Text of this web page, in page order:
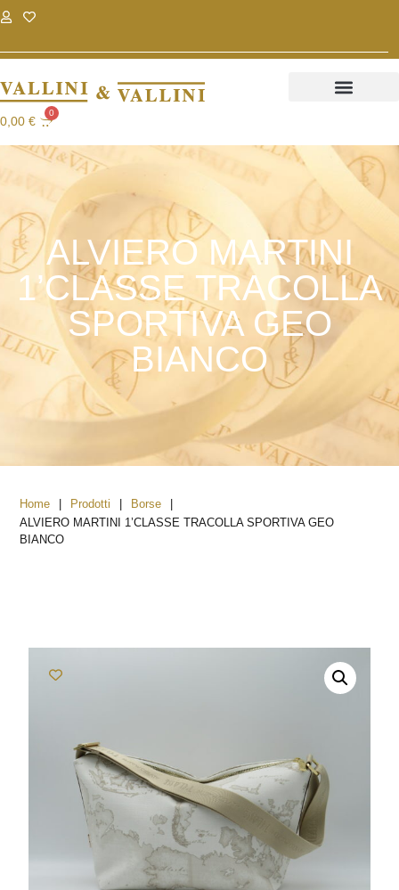
0,00 €
0
ALVIERO MARTINI
1’CLASSE TRACOLLA
SPORTIVA GEO
BIANCO
Home | Prodotti | Borse
|
ALVIERO MARTINI 1’CLASSE TRACOLLA SPORTIVA GEO
BIANCO